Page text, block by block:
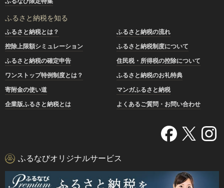
ふるさと納税を知る
ふるさと納税とは？
ふるさと納税の流れ
控除上限額シミュレーション
ふるさと納税制度について
ふるさと納税の確定申告
住民税・所得税の控除について
ワンストップ特例制度とは？
ふるさと納税のお礼特典
寄附金の使い道
マンガふるさと納税
企業版ふるさと納税とは
よくあるご質問・お問い合わせ
ふるなびオリジナルサービス